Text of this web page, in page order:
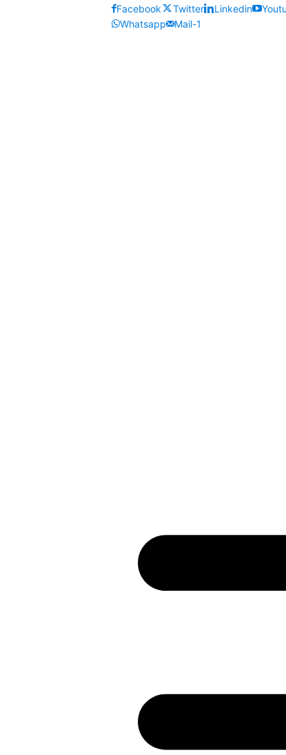
Facebook Twitter Linkedin
Whatsapp
Mail-1